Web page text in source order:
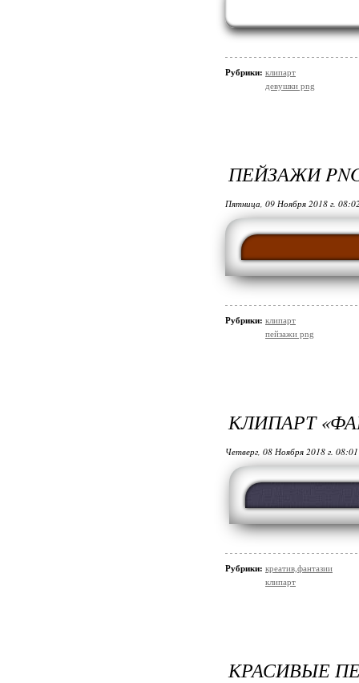
Рубрики: клипарт
девушки png
ПЕЙЗАЖИ
Пятница, 09 Ноября 2018 г.
Рубрики: клипарт
пейзажи png
КЛИПАРТ
Четверг, 08 Ноября 2018 г.
Рубрики: креатив,фантазии
клипарт
КРАСИВЫЕ